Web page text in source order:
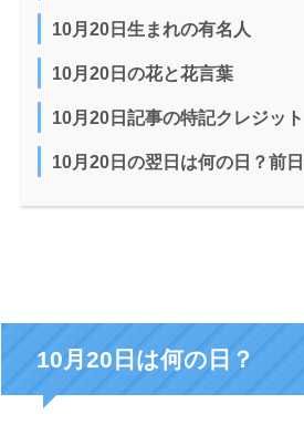
10月20日生まれの有名人
10月20日の花と花言葉
10月20日記事の特記クレジット
10月20日の翌日は何の日？前
10月20日は何の日？